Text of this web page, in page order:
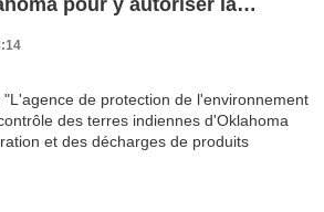
pour y autoriser la
décharges de produits